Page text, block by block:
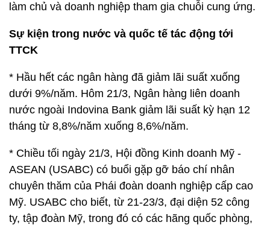
làm chủ và doanh nghiệp tham gia chuỗi cung ứng.
Sự kiện trong nước và quốc tế tác động tới
TTCK
* Hầu hết các ngân hàng đã giảm lãi suất xuống
dưới 9%/năm. Hôm 21/3, Ngân hàng liên doanh
nước ngoài Indovina Bank giảm lãi suất kỳ hạn 12
tháng từ 8,8%/năm xuống 8,6%/năm.
* Chiều tối ngày 21/3, Hội đồng Kinh doanh Mỹ -
ASEAN (USABC) có buổi gặp gỡ báo chí nhân
chuyên thăm của Phái đoàn doanh nghiệp cấp cao
Mỹ. USABC cho biết, từ 21-23/3, đại diện 52 công
ty, tập đoàn Mỹ, trong đó có các hãng quốc phòng,